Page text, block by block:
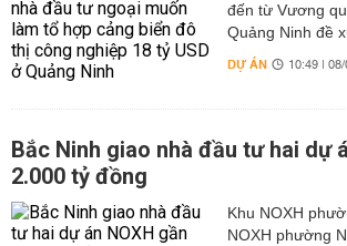
đến từ Vương
Quảng Ninh đề
DỰ ÁN 10:49 |
Bắc Ninh giao nhà đầu tư hai dự
2.000 tỷ đồng
Khu NOXH
NOXH phường